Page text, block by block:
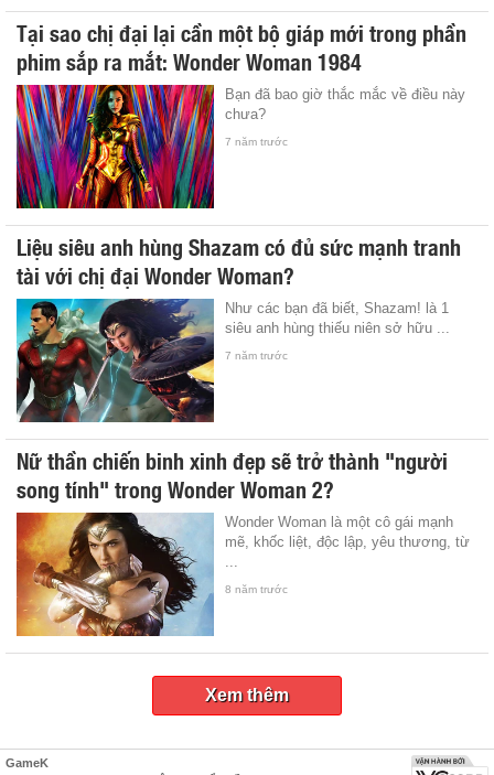
Tại sao chị đại lại cần một bộ giáp mới trong phần
phim sắp ra mắt: Wonder Woman 1984
Bạn đã bao giờ thắc mắc về điều này
chưa?
7 năm trước
Liệu siêu anh hùng Shazam có đủ sức mạnh tranh
tài với chị đại Wonder Woman?
Như các bạn đã biết, Shazam! là 1
siêu anh hùng thiếu niên sở hữu ...
7 năm trước
Nữ thần chiến binh xinh đẹp sẽ trở thành "người
song tính" trong Wonder Woman 2?
Wonder Woman là một cô gái mạnh
mẽ, khốc liệt, độc lập, yêu thương, từ
8 năm trước
Xem thêm
GameK